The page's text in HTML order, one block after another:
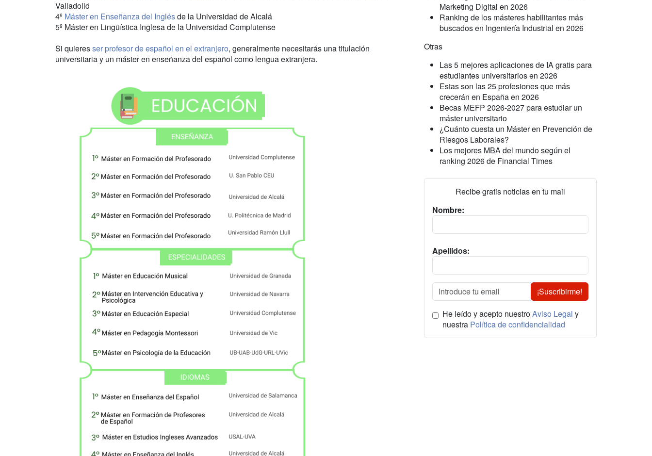
Valladolid
4º Máster en Enseñanza del Inglésde la Universidad de Alcalá
5º Máster en Lingüística Inglesa de la Universidad Complutense
Si quieresser profesor de español en el extranjero, generalmente necesitarás una titulación
universitaria y un máster en enseñanza del español como lengua extranjera.
Marketing Digital en 2026
Ranking de los másteres habilitantes más
buscados en Ingeniería Industrial en 2026
Otras
Las 5 mejores aplicaciones de IA gratis para
estudiantes universitarios en 2026
Estas son las 25 profesiones que más
crecerán en España en 2026
Becas MEFP 2026-2027 para estudiar un
máster universitario
¿Cuánto cuesta un Máster en Prevención de
Riesgos Laborales?
Los mejores MBA del mundo según el
ranking 2026 de Financial Times
Recibe gratis noticias en tu mail
Nombre:
Apellidos:
¡Suscribirme!
He leído y acepto nuestroAviso Legal y
nuestra Política de confidencialidad